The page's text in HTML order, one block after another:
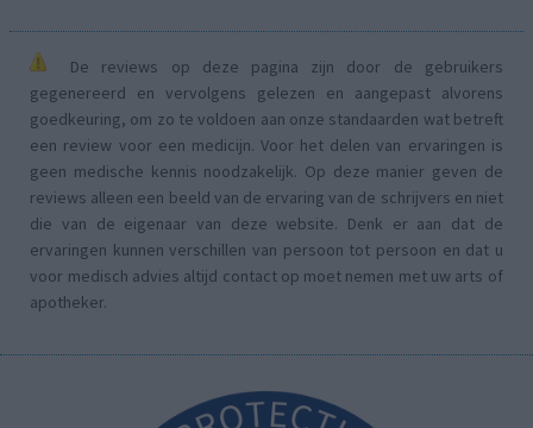
De reviews op deze pagina zijn door de gebruikers
gegenereerd en vervolgens gelezen en aangepast alvorens
goedkeuring, om zo te voldoen aan onze standaarden wat betreft
een review voor een medicijn. Voor het delen van ervaringen is
geen medische kennis noodzakelijk. Op deze manier geven de
reviews alleen een beeld van de ervaring van de schrijvers en niet
die van de eigenaar van deze website. Denk er aan dat de
ervaringen kunnen verschillen van persoon tot persoon en dat u
voor medisch advies altijd contact op moet nemen met uw arts of
apotheker.